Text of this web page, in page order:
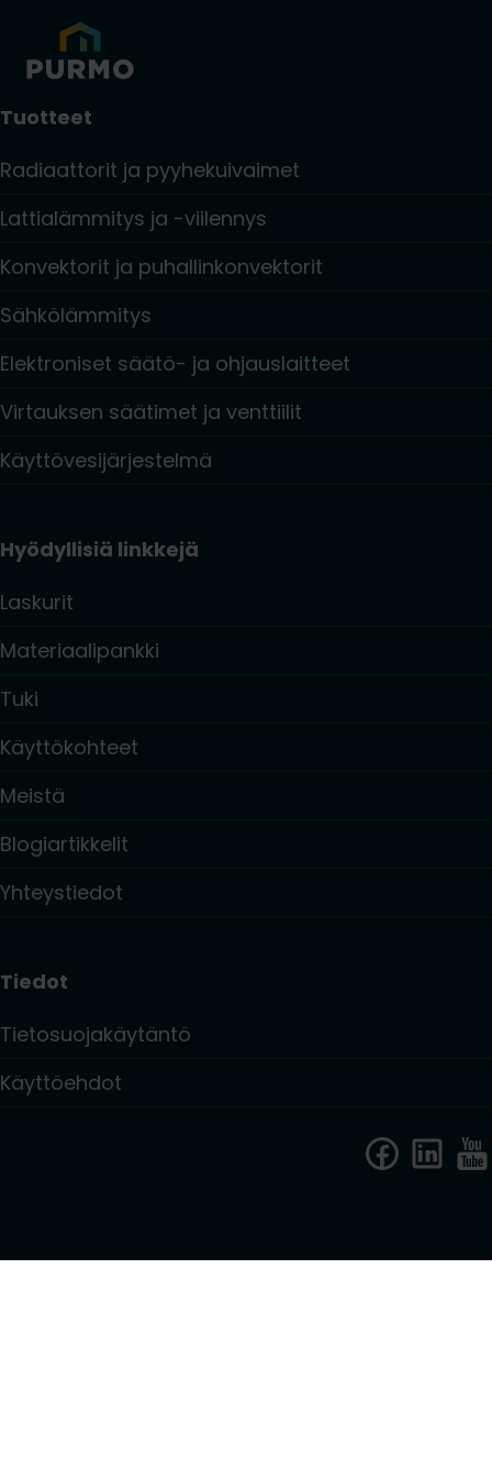
Tuotteet
Radiaattorit ja pyyhekuivaimet
Lattialämmitys ja -viilennys
Konvektorit ja puhallinkonvektorit
Sähkölämmitys
Elektroniset säätö- ja ohjauslaitteet
Virtauksen säätimet ja venttiilit
Käyttövesijärjestelmä
Hyödyllisiä linkkejä
Laskurit
Materiaalipankki
Tuki
Käyttökohteet
Meistä
Blogiartikkelit
Yhteystiedot
Tiedot
Tietosuojakäytäntö
Käyttöehdot